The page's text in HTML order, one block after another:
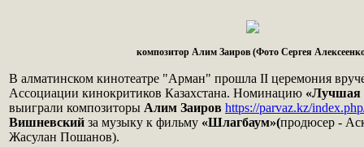
композитор Алим Заиров (Фото Сергея
В алматинском кинотеатре "Арман" прошла II церемония
Ассоциации кинокритиков Казахстана. Номинацию «Лучшая
выиграли композиторы Алим Заиров https://parvaz.kz/
Вишневский за музыку к фильму «Шлагбаум»(продюсер -
Жасулан Пошанов).